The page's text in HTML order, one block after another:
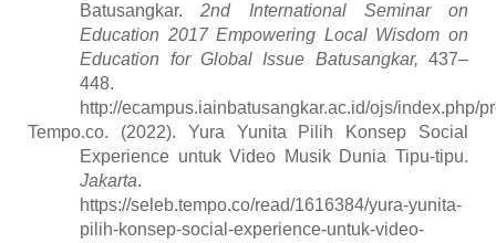
Batusangkar.2nd International Seminar on
Education 2017 Empowering Local Wisdom on
Education for Global Issue Batusangkar, 437–
448.
http://ecampus.iainbatusangkar.ac.id/ojs/
Tempo.co. (2022). Yura Yunita Pilih Konsep Social
Experience untuk Video Musik Dunia Tipu-tipu.
Jakarta.
https://seleb.tempo.co/read/1616384/yura-yunita-
pilih-konsep-social-experience-untuk-video-